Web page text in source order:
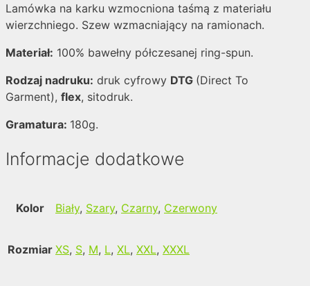
Lamówka na karku wzmocniona taśmą z materiału
wierzchniego. Szew wzmacniający na ramionach.
Materiał: 100% bawełny półczesanej ring-spun.
Rodzaj nadruku: druk cyfrowy DTG (Direct To
Garment), flex, sitodruk.
Gramatura: 180g.
Informacje dodatkowe
Kolor Biały, Szary, Czarny, Czerwony
Rozmiar XS, S, M, L, XL, XXL, XXXL